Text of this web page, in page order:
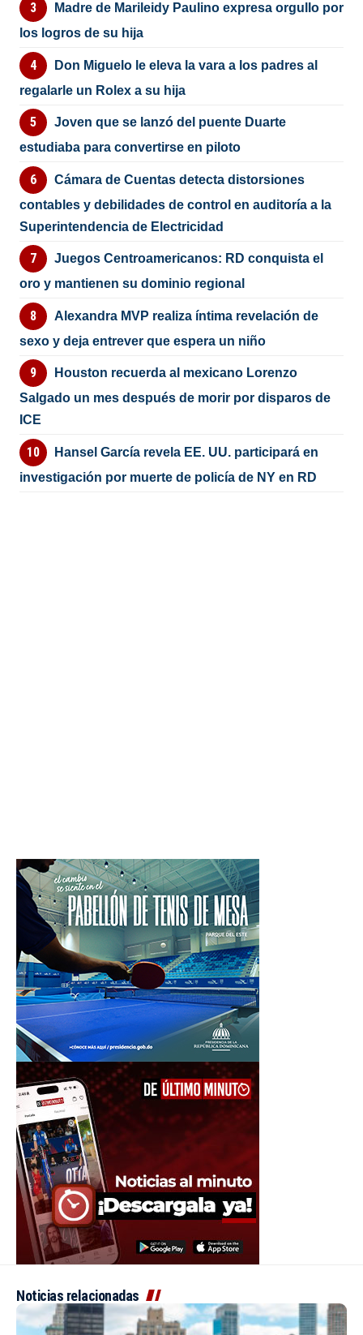
Madre de Marileidy Paulino expresa orgullo por
los logros de su hija
Don Miguelo le eleva la vara a los padres al
regalarle un Rolex a su hija
Joven que se lanzó del puente Duarte
estudiaba para convertirse en piloto
Cámara de Cuentas detecta distorsiones
contables y debilidades de control en auditoría a la
Superintendencia de Electricidad
Juegos Centroamericanos: RD conquista el
oro y mantienen su dominio regional
Alexandra MVP realiza íntima revelación de
sexo y deja entrever que espera un niño
Houston recuerda al mexicano Lorenzo
Salgado un mes después de morir por disparos de
ICE
Hansel García revela EE. UU. participará en
investigación por muerte de policía de NY en RD
Noticias relacionadas